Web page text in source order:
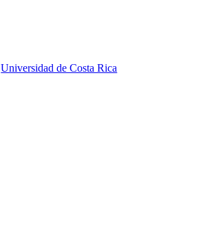
Universidad de Costa Rica